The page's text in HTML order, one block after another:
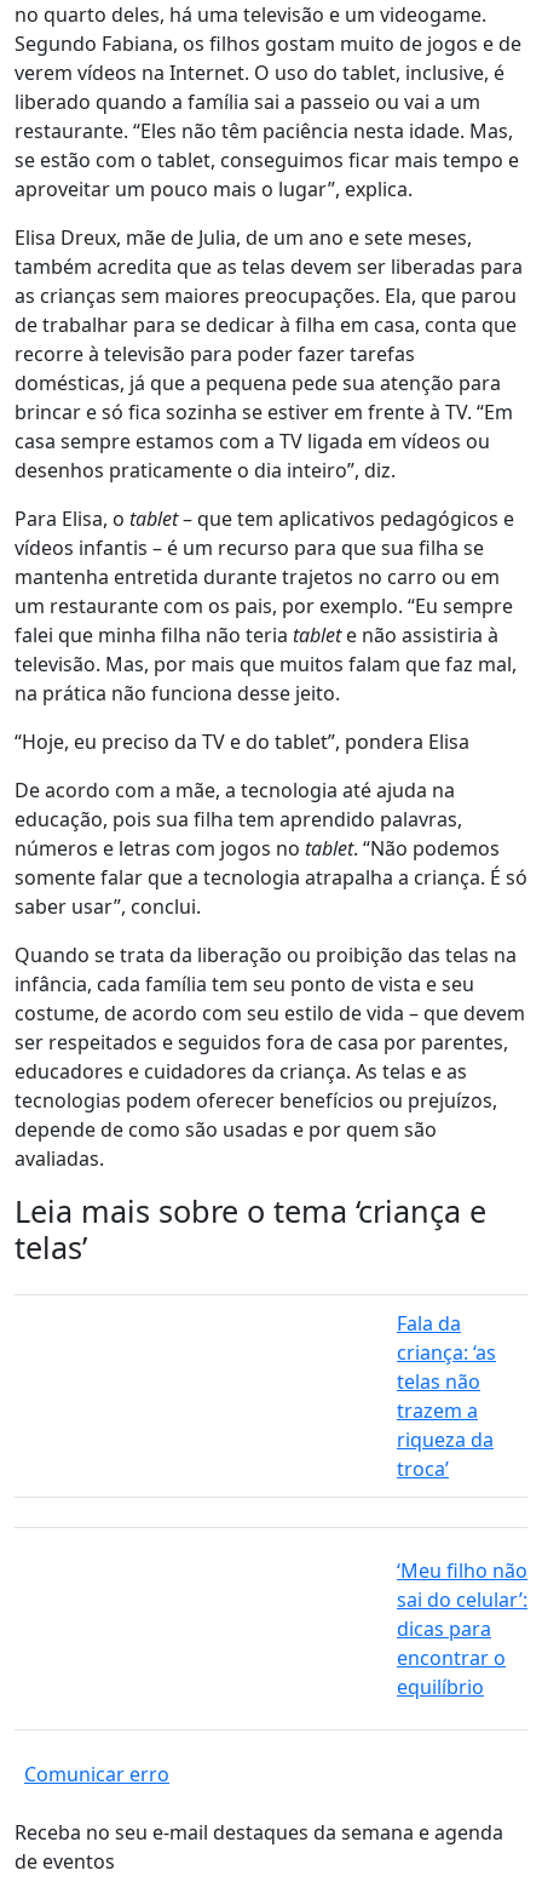
no quarto deles, há uma televisão e um videogame.
Segundo Fabiana, os filhos gostam muito de jogos e de
verem vídeos na Internet. O uso do tablet, inclusive, é
liberado quando a família sai a passeio ou vai a um
restaurante. “Eles não têm paciência nesta idade. Mas,
se estão com o tablet, conseguimos ficar mais tempo e
aproveitar um pouco mais o lugar”, explica.
Elisa Dreux, mãe de Julia, de um ano e sete meses,
também acredita que as telas devem ser liberadas para
as crianças sem maiores preocupações. Ela, que parou
de trabalhar para se dedicar à filha em casa, conta que
recorre à televisão para poder fazer tarefas
domésticas, já que a pequena pede sua atenção para
brincar e só fica sozinha se estiver em frente à TV. “Em
casa sempre estamos com a TV ligada em vídeos ou
desenhos praticamente o dia inteiro”, diz.
Para Elisa, o tablet– que tem aplicativos pedagógicos e
vídeos infantis – é um recurso para que sua filha se
mantenha entretida durante trajetos no carro ou em
um restaurante com os pais, por exemplo. “Eu sempre
falei que minha filha não teria tablete não assistiria à
televisão. Mas, por mais que muitos falam que faz mal,
na prática não funciona desse jeito.
“Hoje, eu preciso da TV e do tablet”, pondera Elisa
De acordo com a mãe, a tecnologia até ajuda na
educação, pois sua filha tem aprendido palavras,
números e letras com jogos no tablet. “Não podemos
somente falar que a tecnologia atrapalha a criança. É só
saber usar”, conclui.
Quando se trata da liberação ou proibição das telas na
infância, cada família tem seu ponto de vista e seu
costume, de acordo com seu estilo de vida – que devem
ser respeitados e seguidos fora de casa por parentes,
educadores e cuidadores da criança. As telas e as
tecnologias podem oferecer benefícios ou prejuízos,
depende de como são usadas e por quem são
avaliadas.
Leia mais sobre o tema ‘criança e
telas’
Fala da
criança: ‘as
telas não
trazem a
riqueza da
troca’
‘Meu filho não
sai do celular’:
dicas para
encontrar o
equilíbrio
Comunicar erro
Receba no seu e-mail destaques da semana e agenda
de eventos